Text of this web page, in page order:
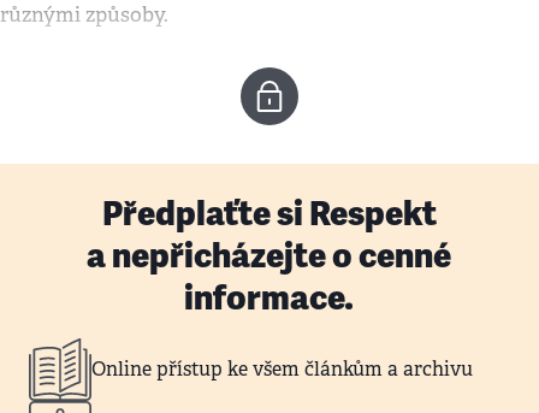
různými způsoby.
Předplaťte si Respekt
a nepřicházejte o cenné
informace.
Online přístup ke všem článkům a archivu